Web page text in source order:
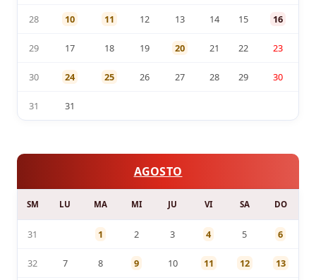
28 10 11 12 13 14 15 16
29 17 18 19 20 21 22 23
30 24 25 26 27 28 29 30
31 31
AGOSTO
SM LU MA MI JU VI SA DO
31 1 2 3 4 5 6
32 7 8 9 10 11 12 13